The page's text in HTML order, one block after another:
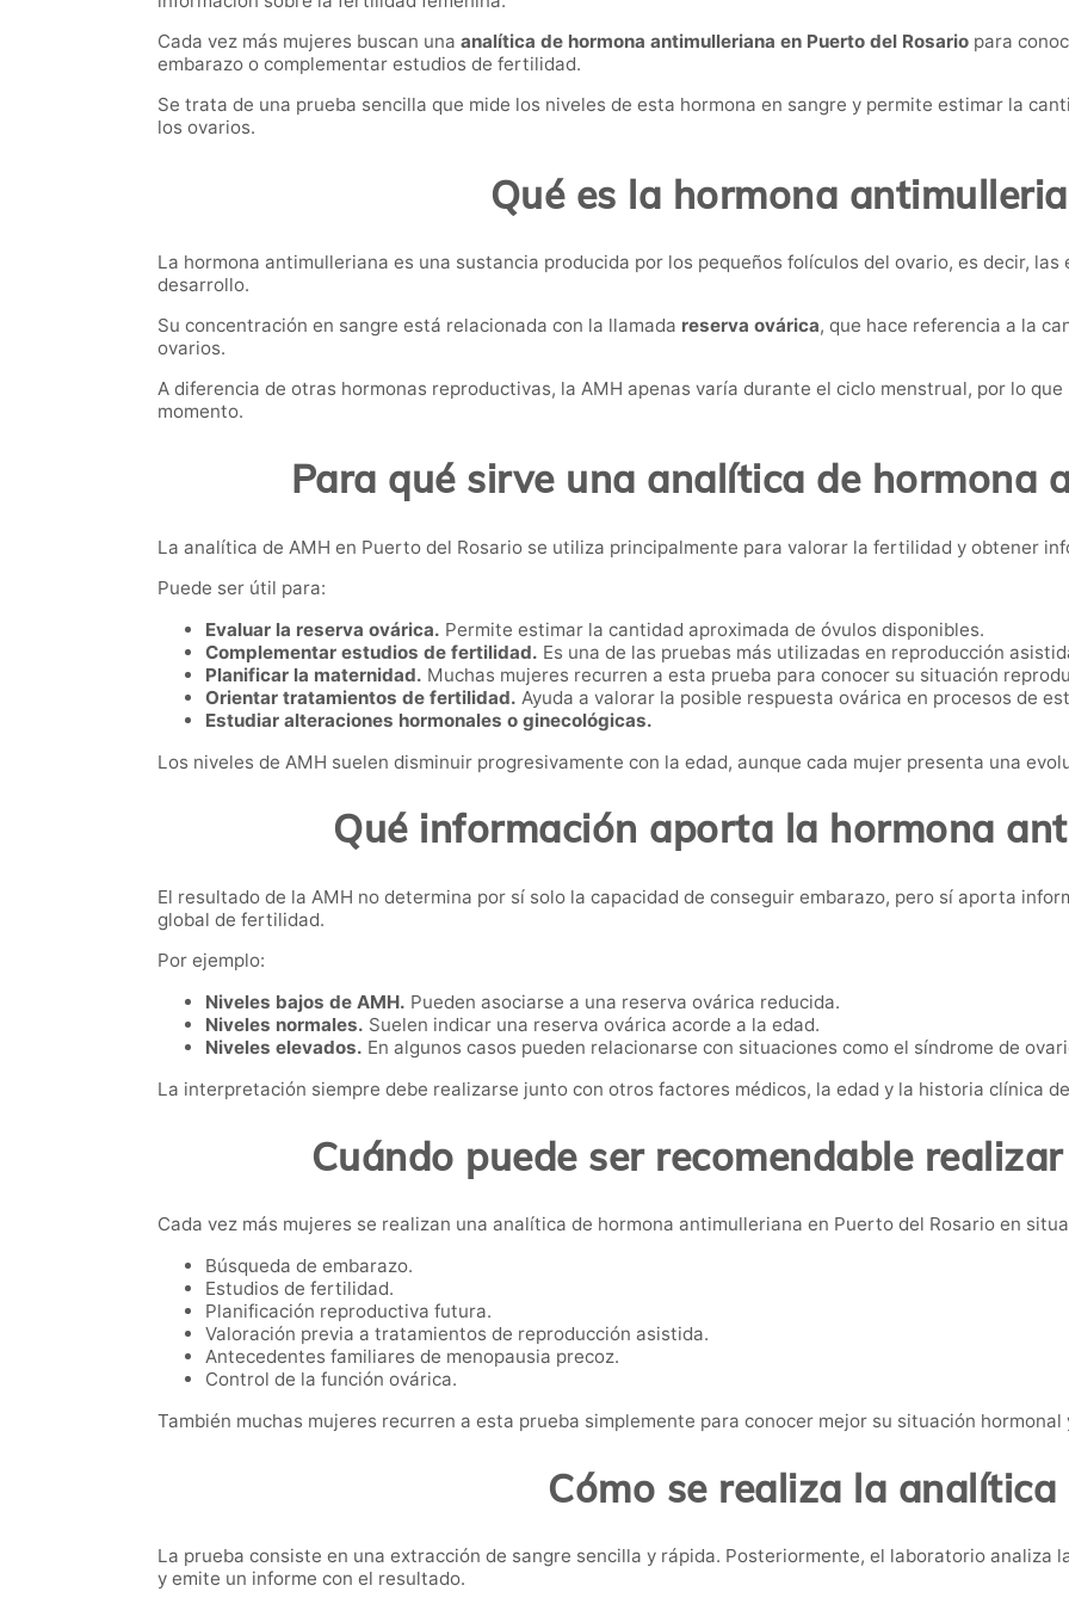
Cada vez más mujeres buscan una analítica de hormona antimulleriana en Puerto del Rosario para
embarazo o complementar estudios de fertilidad.
Se trata de una prueba sencilla que mide los niveles de esta hormona en sangre y permite estimar la
los ovarios.
Qué es la hormona
La hormona antimulleriana es una sustancia producida por los pequeños folículos del ovario, es decir,
desarrollo.
Su concentración en sangre está relacionada con la llamada reserva ovárica, que hace referencia a la
ovarios.
A diferencia de otras hormonas reproductivas, la AMH apenas varía durante el ciclo menstrual, por lo
momento.
Para qué sirve una analítica de hormona
La analítica de AMH en Puerto del Rosario se utiliza principalmente para valorar la fertilidad y obtener
Puede ser útil para:
Evaluar la reserva ovárica. Permite estimar la cantidad aproximada de óvulos disponibles.
Complementar estudios de fertilidad. Es una de las pruebas más utilizadas en reproducción
Planificar la maternidad. Muchas mujeres recurren a esta prueba para conocer su situación
Orientar tratamientos de fertilidad. Ayuda a valorar la posible respuesta ovárica en procesos de
Estudiar alteraciones hormonales o ginecológicas.
Los niveles de AMH suelen disminuir progresivamente con la edad, aunque cada mujer presenta una
Qué información aporta la hormona
El resultado de la AMH no determina por sí solo la capacidad de conseguir embarazo, pero sí aporta
global de fertilidad.
Por ejemplo:
Niveles bajos de AMH. Pueden asociarse a una reserva ovárica reducida.
Niveles normales. Suelen indicar una reserva ovárica acorde a la edad.
Niveles elevados. En algunos casos pueden relacionarse con situaciones como el síndrome de
La interpretación siempre debe realizarse junto con otros factores médicos, la edad y la historia clínica
Cuándo puede ser recomendable
Cada vez más mujeres se realizan una analítica de hormona antimulleriana en Puerto del Rosario en
Búsqueda de embarazo.
Estudios de fertilidad.
Planificación reproductiva futura.
Valoración previa a tratamientos de reproducción asistida.
Antecedentes familiares de menopausia precoz.
Control de la función ovárica.
También muchas mujeres recurren a esta prueba simplemente para conocer mejor su situación
Cómo se realiza la analítica
La prueba consiste en una extracción de sangre sencilla y rápida. Posteriormente, el laboratorio analiza
y emite un informe con el resultado.